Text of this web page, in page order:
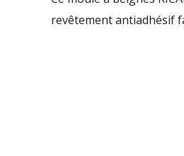
revêtement antiadhésif